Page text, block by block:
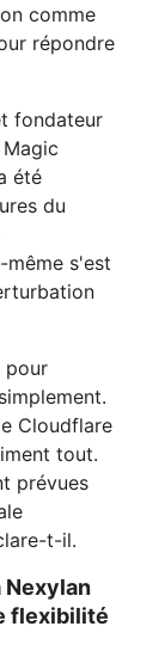
comme
répondre
fondateur
été
du
même s'est
pour
Cloudflare
tout.
prévues
t-il.
Nexylan
flexibilité